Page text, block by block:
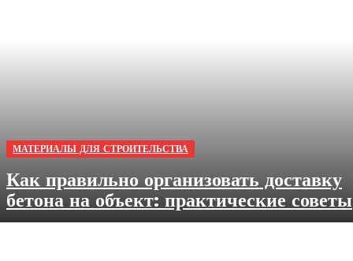
МАТЕРИАЛЫ ДЛЯ СТРОИТЕЛЬСТВА
Как правильно организовать доставку
бетона на объект: практические советы